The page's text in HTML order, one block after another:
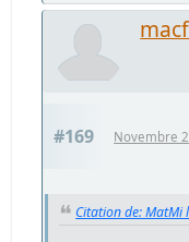
#169 Novembre
Citation de: MatMi